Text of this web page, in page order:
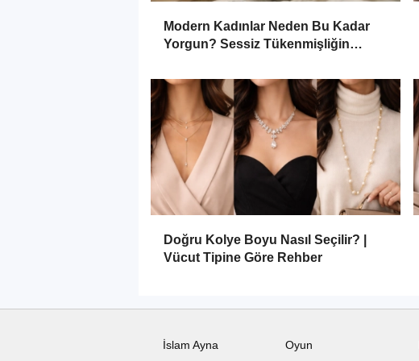
Modern Kadınlar Neden Bu Kadar
Yorgun? Sessiz Tükenmişliğin
Doğru Kolye Boyu Nasıl Seçilir? |
Vücut Tipine Göre Rehber
İslam Ayna Oyun